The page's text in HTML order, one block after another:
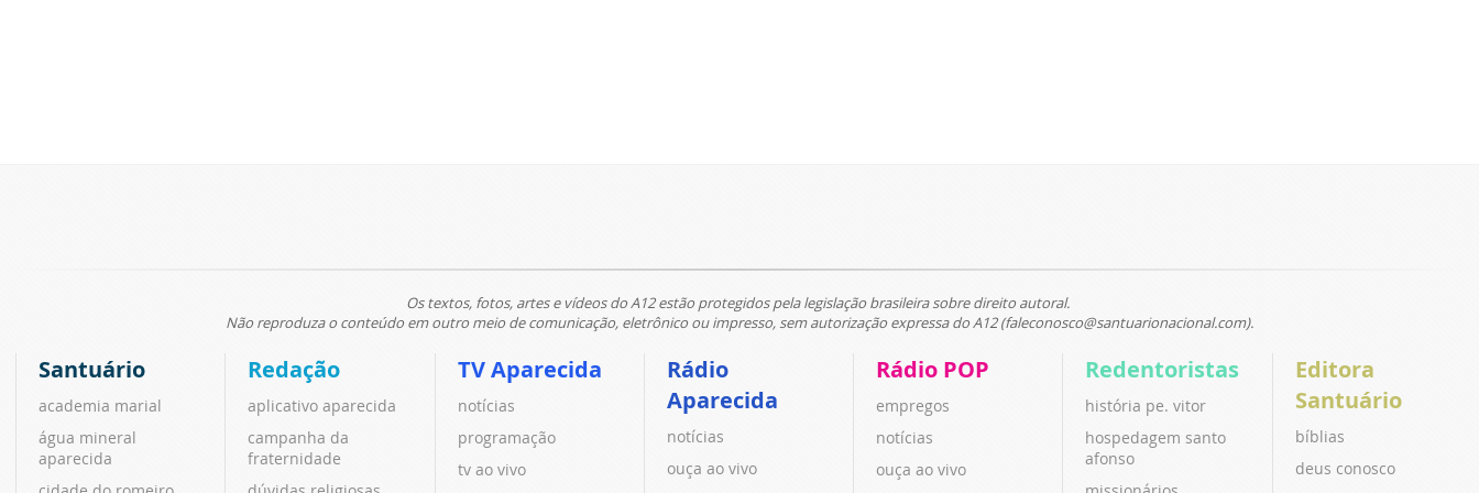
Os textos, fotos, artes e vídeos do A12 estão protegidos pela legislação brasileira sobre direito autoral.
Não reproduza o conteúdo em outro meio de comunicação, eletrônico ou impresso, sem autorização expressa do A12 (faleconosco@santuarionacional.com).
Santuário
academia marial
água mineral
aparecida
Redação
aplicativo aparecida
campanha da
fraternidade
TV Aparecida
notícias
programação
tv ao vivo
Rádio
Aparecida
notícias
ouça ao vivo
Rádio POP
empregos
notícias
ouça ao vivo
Redentoristas
história pe. vitor
hospedagem santo
afonso
Editora
Santuário
bíblias
deus conosco